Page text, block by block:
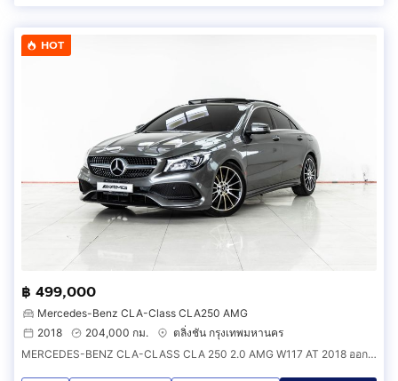
HOT
฿ 499,000
Mercedes-Benz CLA-Class CLA250 AMG
2018
204,000 กม.
ตลิ่งชัน กรุงเทพมหานคร
MERCEDES-BENZ CLA-CLASS CLA 250 2.0 AMG W117 AT 2018 ออกรถ 0 บาท รหัสรถ 4B432